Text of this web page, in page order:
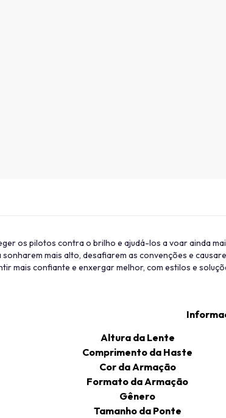
os pilotos contra o brilho e ajudá-los a voar ainda
mais alto, desafiarem as convenções e
mais confiante e enxergar melhor, com estilos e
Altura da Lente
Comprimento da Haste
Cor da Armação
Formato da Armação
Gênero
Tamanho da Ponte